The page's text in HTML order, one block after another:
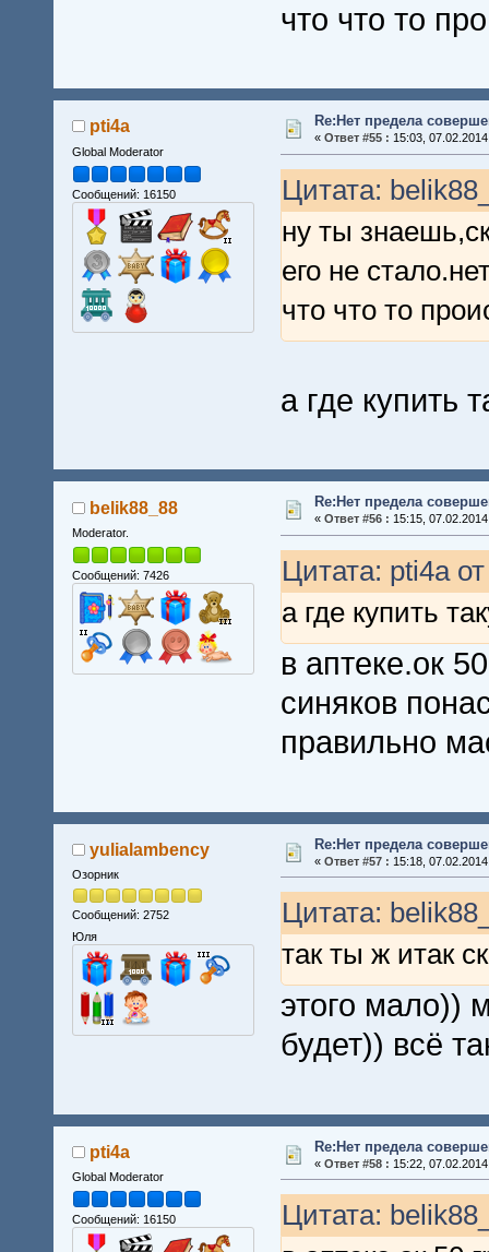
что что то
pti4a
Global Moderator
Сообщений: 16150
Re:Нет предела
« Ответ #55 : 15:03,
Цитата:
ну ты
его не
что что то
а где купить
belik88_88
Moderator.
Сообщений: 7426
Re:Нет предела
« Ответ #56 : 15:15,
Цитата: pti4a
а где купить
в аптеке.ок
синяков
правильно
yulialambency
Озорник
Сообщений: 2752
Юля
Re:Нет предела
« Ответ #57 : 15:18,
Цитата:
так ты ж итак
этого мало))
будет)) всё
pti4a
Global Moderator
Сообщений: 16150
Re:Нет предела
« Ответ #58 : 15:22,
Цитата: